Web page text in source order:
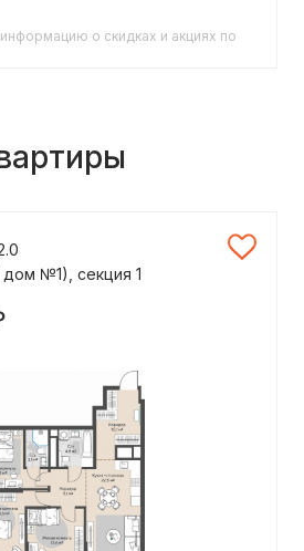
о скидках и акциях по
№1), секция 1